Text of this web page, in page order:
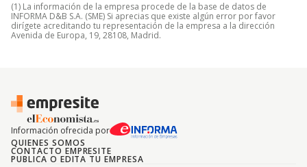
(1) La información de la empresa procede de la base de datos de
INFORMA D&B S.A. (SME) Si aprecias que existe algún error por favor
dirígete acreditando tu representación de la empresa a la dirección
Avenida de Europa, 19, 28108, Madrid.
Información ofrecida por
QUIENES SOMOS
CONTACTO EMPRESITE
PUBLICA O EDITA TU EMPRESA